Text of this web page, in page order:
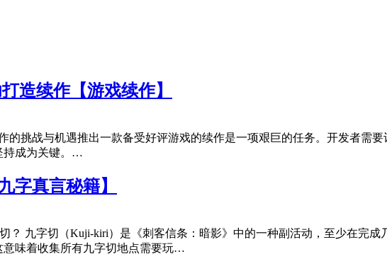
造续作【游戏续作】
挑战与机遇推出一款备受好评游戏的续作是一项艰巨的任务。开发者需
持成为关键。…
字真言秘籍】
九字切（Kuji-kiri）是《刺客信条：暗影》中的一种副活动，至少在完成
意味着收集所有九字切地点需要玩…